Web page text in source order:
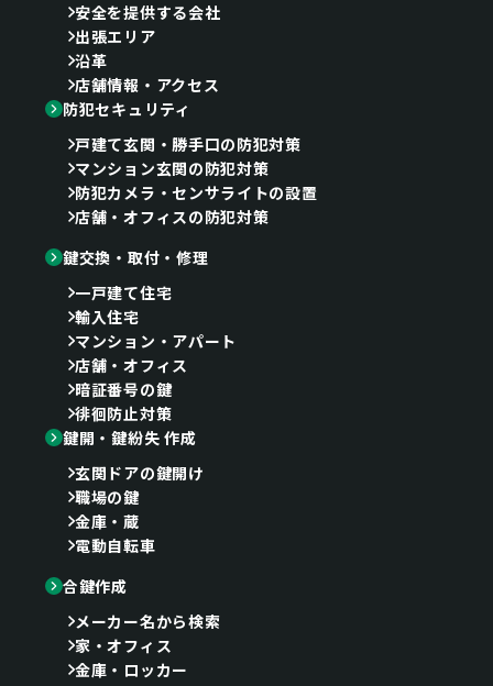
安全を提供する会社
出張エリア
沿革
店舗情報・アクセス
防犯セキュリティ
戸建て玄関・勝手口の防犯対策
マンション玄関の防犯対策
防犯カメラ・センサライトの設置
店舗・オフィスの防犯対策
鍵交換・取付・修理
一戸建て住宅
輸入住宅
マンション・アパート
店舗・オフィス
暗証番号の鍵
徘徊防止対策
鍵開・鍵紛失 作成
玄関ドアの鍵開け
職場の鍵
金庫・蔵
電動自転車
合鍵作成
メーカー名から検索
家・オフィス
金庫・ロッカー